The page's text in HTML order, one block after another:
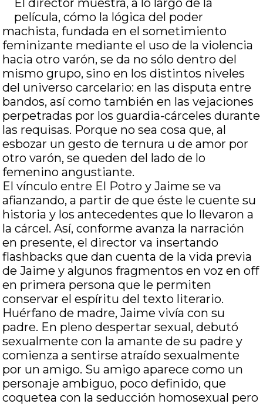
El director muestra, a lo largo de la
película, cómo la lógica del poder
machista, fundada en el sometimiento
feminizante mediante el uso de la violencia
hacia otro varón, se da no sólo dentro del
mismo grupo, sino en los distintos niveles
del universo carcelario: en las disputa entre
bandos, así como también en las vejaciones
perpetradas por los guardia-cárceles durante
las requisas. Porque no sea cosa que, al
esbozar un gesto de ternura u de amor por
otro varón, se queden del lado de lo
femenino angustiante.
El vínculo entre El Potro y Jaime se va
afianzando, a partir de que éste le cuente su
historia y los antecedentes que lo llevaron a
la cárcel. Así, conforme avanza la narración
en presente, el director va insertando
flashbacks que dan cuenta de la vida previa
de Jaime y algunos fragmentos en voz en off
en primera persona que le permiten
conservar el espíritu del texto literario.
Huérfano de madre, Jaime vivía con su
padre. En pleno despertar sexual, debutó
sexualmente con la amante de su padre y
comienza a sentirse atraído sexualmente
por un amigo. Su amigo aparece como un
personaje ambiguo, poco definido, que
coquetea con la seducción homosexual pero